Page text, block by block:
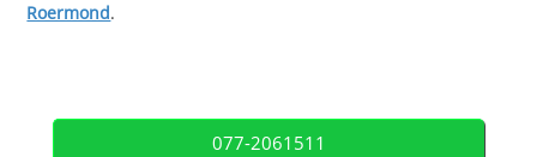
Roermond.
077-2061511